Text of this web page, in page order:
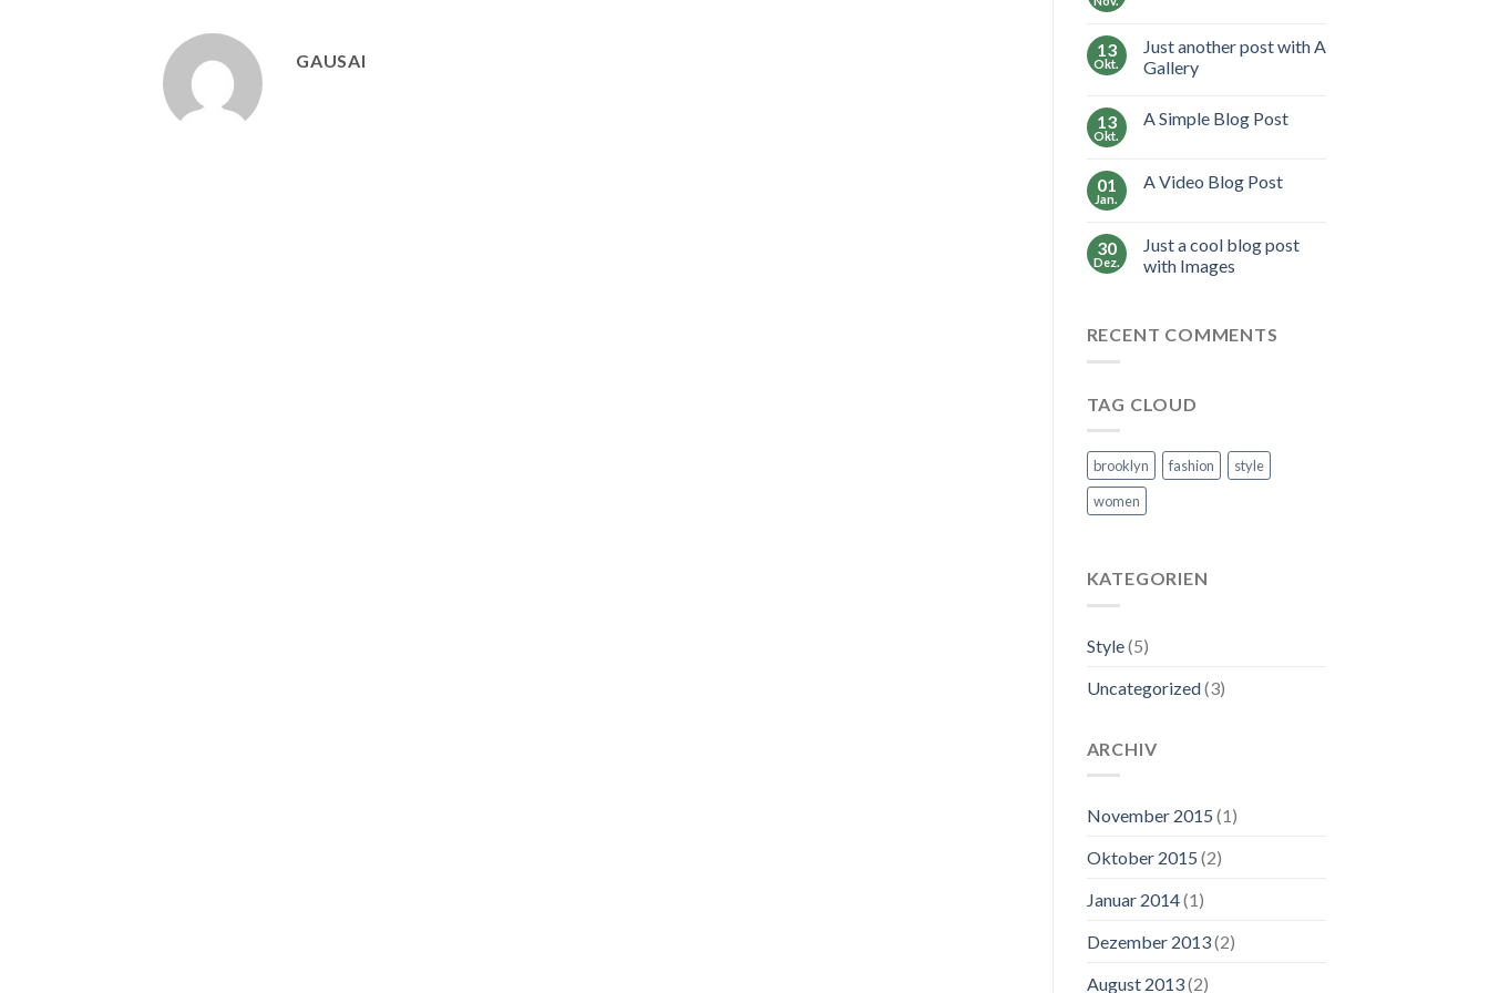
GAUSAI
13
Okt.
Just another post with A
Gallery
13
Okt.
A Simple Blog Post
01
Jan.
A Video Blog Post
30
Dez.
Just a cool blog post
with Images
RECENT COMMENTS
TAG CLOUD
brooklyn fashion
style
women
KATEGORIEN
Style(5)
Uncategorized(3)
ARCHIV
November 2015 (1)
Oktober 2015 (2)
Januar 2014(1)
Dezember 2013(2)
August 2013(2)